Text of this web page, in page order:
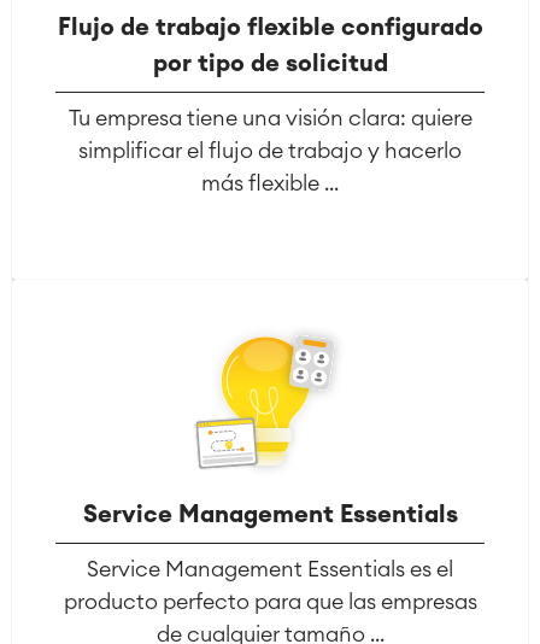
Flujo de trabajo flexible configurado
por tipo de solicitud
Tu empresa tiene una visión clara: quiere
simplificar el flujo de trabajo y hacerlo
más flexible ...
Service Management Essentials
Service Management Essentials es el
producto perfecto para que las empresas
de cualquier tamaño ...